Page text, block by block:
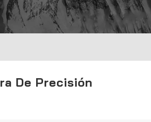
De Precisión